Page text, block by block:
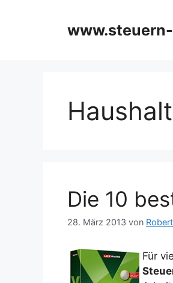
Die 10
28. März 2013 von Robert
Für